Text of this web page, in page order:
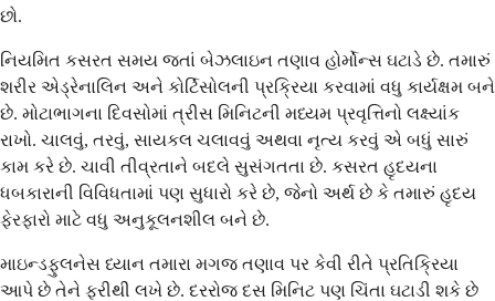
છો.
નિયમિત કસરત સમય જતાં બેઝલાઇન તણાવ હોર્મોન્સ ઘટાડે છે. તમારું
શરીર એડ્રેનાલિન અને કોર્ટિસોલની પ્રક્રિયા કરવામાં વધુ કાર્યક્ષમ બને
છે. મોટાભાગના દિવસોમાં ત્રીસ મિનિટની મધ્યમ પ્રવૃત્તિનો લક્ષ્યાંક
રાખો. ચાલવું, તરવું, સાયકલ ચલાવવું અથવા નૃત્ય કરવું એ બધું સારું
કામ કરે છે. ચાવી તીવ્રતાને બદલે સુસંગતતા છે. કસરત હૃદયના
ધબકારાની વિવિધતામાં પણ સુધારો કરે છે, જેનો અર્થ છે કે તમારું હૃદય
ફેરફારો માટે વધુ અનુકૂલનશીલ બને છે.
માઇન્ડફુલનેસ ધ્યાન તમારા મગજ તણાવ પર કેવી રીતે પ્રતિક્રિયા
આપે છે તેને ફરીથી લખે છે. દરરોજ દસ મિનિટ પણ ચિંતા ઘટાડી શકે છે